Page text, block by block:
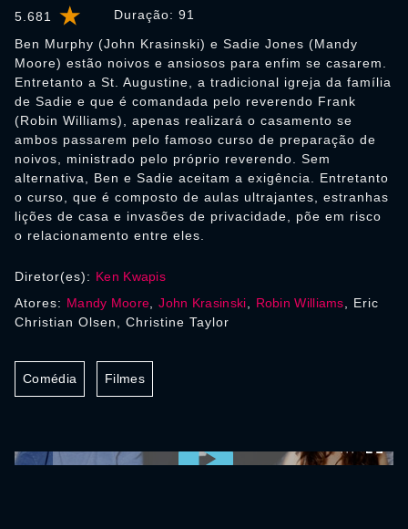
5.681 Duração: 91
Ben Murphy (John Krasinski) e Sadie Jones (Mandy
Moore) estão noivos e ansiosos para enfim se casarem.
Entretanto a St. Augustine, a tradicional igreja da família
de Sadie e que é comandada pelo reverendo Frank
(Robin Williams), apenas realizará o casamento se
ambos passarem pelo famoso curso de preparação de
noivos, ministrado pelo próprio reverendo. Sem
alternativa, Ben e Sadie aceitam a exigência. Entretanto
o curso, que é composto de aulas ultrajantes, estranhas
lições de casa e invasões de privacidade, põe em risco
o relacionamento entre eles.
Diretor(es): Ken Kwapis
Atores: Mandy Moore ,John Krasinski Robin Williams , Eric
Christian Olsen, Christine Taylor
Comédia Filmes